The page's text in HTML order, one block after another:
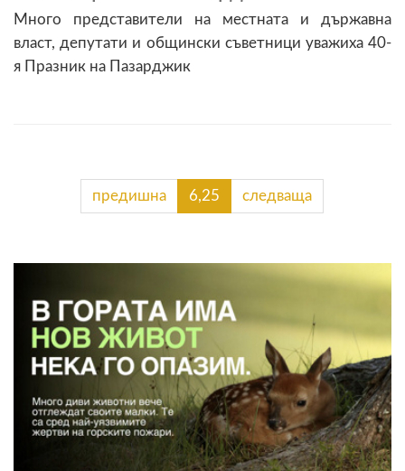
Много представители на местната и държавна
власт, депутати и общински съветници уважиха 40-
я Празник на Пазарджик
предишна 6,25 следваща